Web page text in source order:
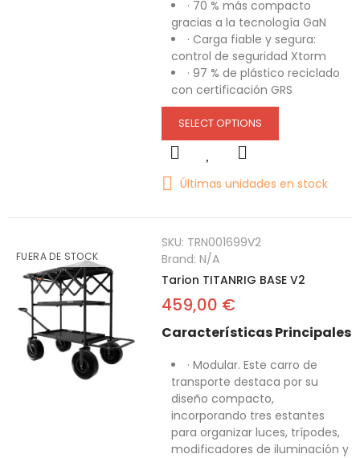
· 70 % más compacto
gracias a la tecnología GaN
· Carga fiable y segura:
control de seguridad Xtorm
· 97 % de plástico reciclado
con certificación GRS
SELECT OPTIONS
Últimas unidades en stock
FUERA DE STOCK
SKU: TRN001699V2
Brand:N/A
Tarion TITANRIG BASE V2
459,00 €
Características Principales
· Modular. Este carro de
transporte destaca por su
diseño compacto,
incorporando tres estantes
para organizar luces, trípodes,
modificadores de iluminación y